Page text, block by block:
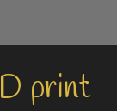
print